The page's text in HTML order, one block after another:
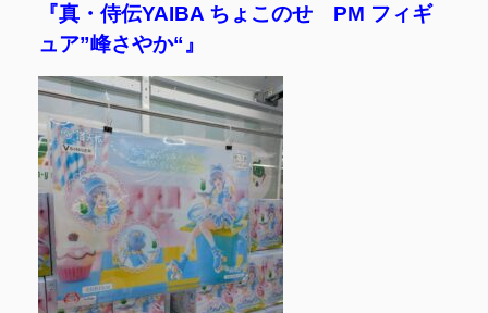
『真・侍伝YAIBA ちょこのせ PM フィギ
ュア”峰さやか“』